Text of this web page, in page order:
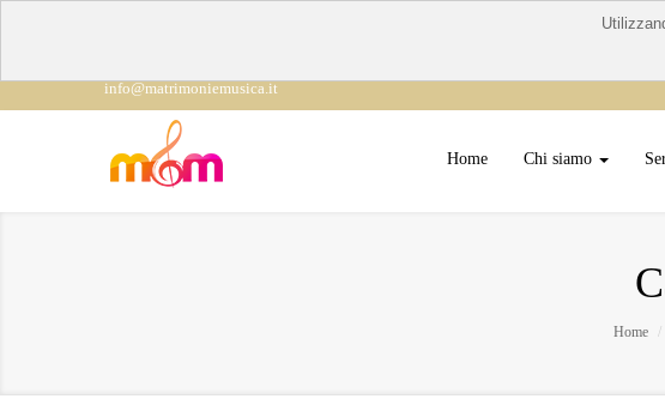
info@matrimoniemusica.it
Home Chi siamo
Home